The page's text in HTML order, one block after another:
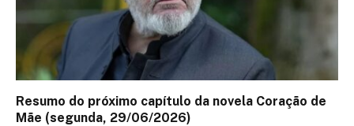
Resumo do próximo capítulo da novela Coração de
Mãe (segunda, 29/06/2026)